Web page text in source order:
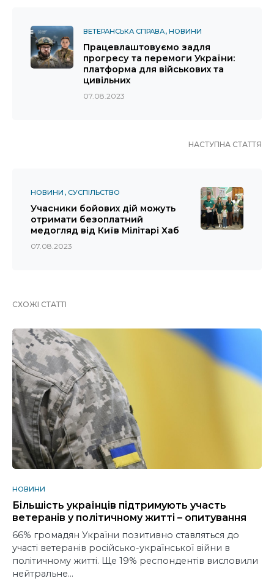
ВЕТЕРАНСЬКА СПРАВА НОВИНИ
Працевлаштовуємо задля
прогресу та перемоги України:
платформа для військових та
цивільних
07.08.2023
НАСТУПНА СТАТТЯ
НОВИНИ СУСПІЛЬСТВО
Учасники бойових дій можуть
отримати безоплатний
медогляд від Київ Мілітарі Хаб
07.08.2023
СХОЖІ СТАТТІ
НОВИНИ
Більшість українців підтримують участь
ветеранів у політичному житті – опитування
66% громадян України позитивно ставляться до
участі ветеранів російсько-української війни в
політичному житті. Ще 19% респондентів висловили
нейтральне…